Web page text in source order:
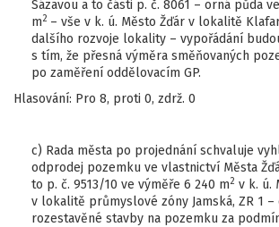
Sázavou a to části p. č. 8061 – orná půda
m2 – vše v k. ú. Město Žďár v lokalitě
dalšího rozvoje lokality – vypořádání
s tím, že přesná výměra směňovaných
po zaměření oddělovacím GP.
Hlasování: Pro 8, proti 0, zdrž. 0
c) Rada města po projednání schvaluje
odprodej pozemku ve vlastnictví Města
to p. č. 9513/10 ve výměře 6 240 m2 v k. ú.
v lokalitě průmyslové zóny Jamská, ZR 1
rozestavěné stavby na pozemku za